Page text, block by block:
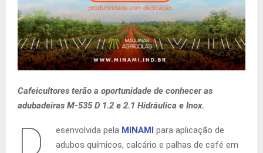
Cafeicultores terão a oportunidade de conhecer as
adubadeiras M-535 D 1.2 e 2.1 Hidráulica e Inox.
D esenvolvida pela MINAMI para aplicação de
adubos químicos, calcário e palhas de café em